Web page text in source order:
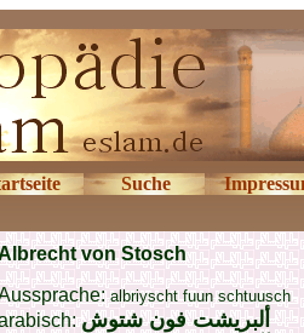
Suche
von Stosch
albriyscht fuun schtuusch
‎ألبريشت فون شتوش